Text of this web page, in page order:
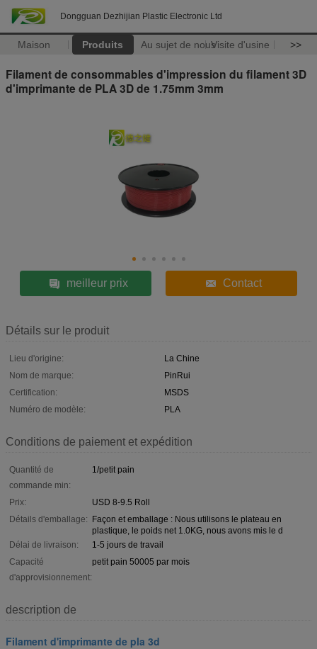
Dongguan Dezhijian Plastic Electronic Ltd
Maison Produits Au sujet de nousVisite d'usine >>
Filament de consommables d'impression du filament 3D
d'imprimante de PLA 3D de 1.75mm 3mm
meilleur prix Contact
Détails sur le produit
Lieu d'origine:
La Chine
Nom de marque:
PinRui
Certification:
MSDS
Numéro de modèle:
PLA
Conditions de paiement et expédition
Quantité de
commande min:
1/petit pain
Prix:
USD 8-9.5 Roll
Détails d'emballage: Façon et emballage : Nous utilisons le plateau en
plastique, le poids net 1.0KG, nous avons mis le d
Délai de livraison:
1-5 jours de travail
Capacité
d'approvisionnement:
petit pain 50005 par mois
description de
Filament d'imprimante de pla 3d